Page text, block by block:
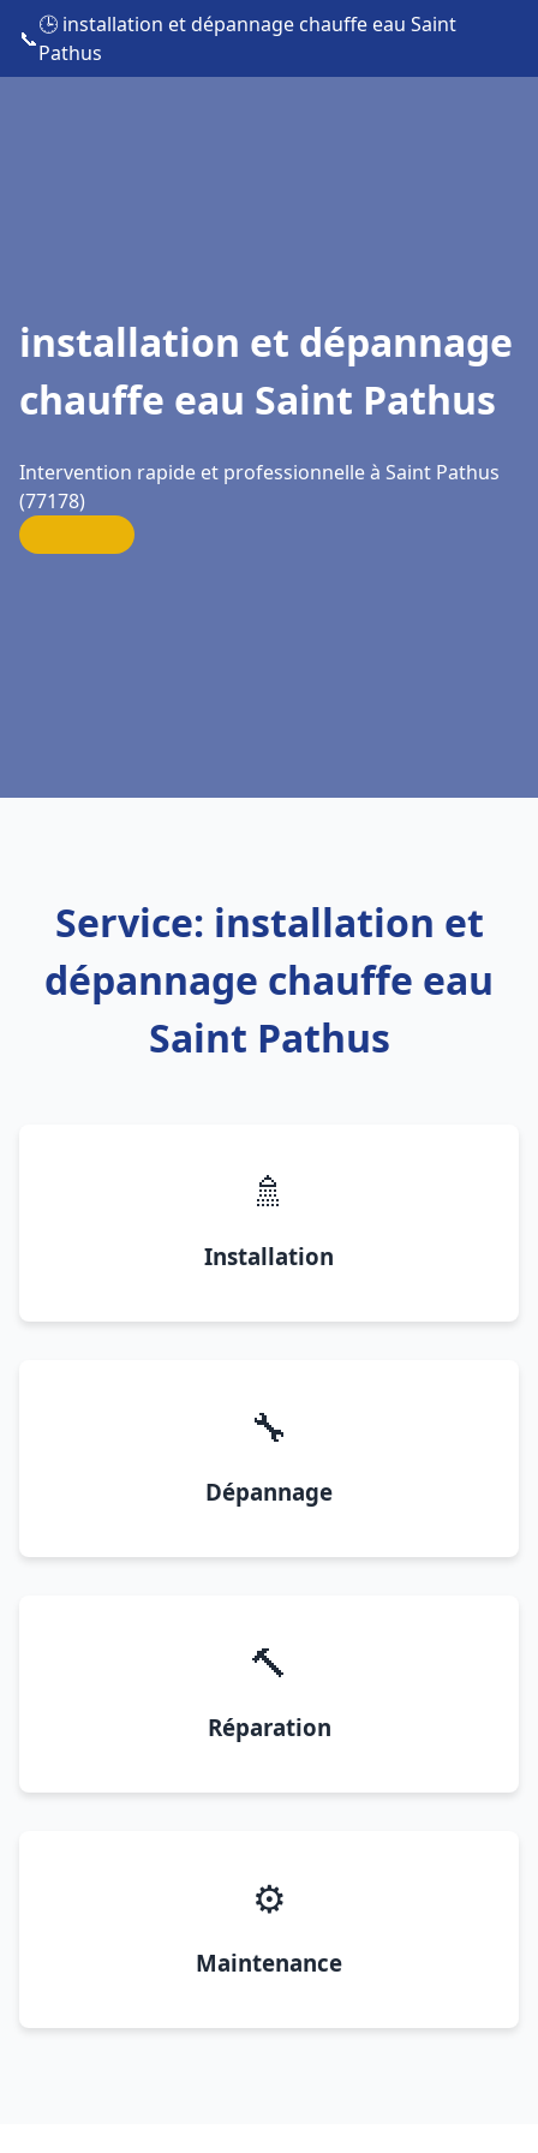
📞
🕒 installation et dépannage chauffe eau Saint
Pathus
installation et dépannage
chauffe eau Saint Pathus
Intervention rapide et professionnelle à Saint Pathus
(77178)
Service: installation et
dépannage chauffe eau
Saint Pathus
🚿
Installation
🔧
Dépannage
🔨
Réparation
⚙️
Maintenance